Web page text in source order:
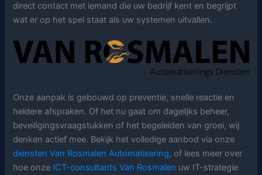
direct contact met iemand die uw bedrijf kent en begrijpt
wat er op het spel staat als uw systemen uitvallen.
Onze aanpak is gebouwd op preventie, snelle reactie en
heldere afspraken. Of het nu gaat om dagelijks beheer,
beveiligingsvraagstukken of het begeleiden van groei, wij
denken actief mee. Bekijk het volledige aanbod via onze
diensten Van Rosmalen Automatisering, of lees meer over
hoe onze ICT-consultants Van Rosmalen uw IT-strategie